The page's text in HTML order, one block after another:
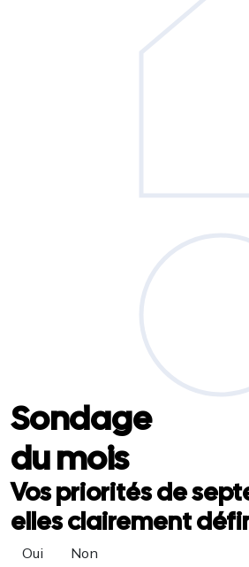
Sondage
du mois
Vos priorités de
elles clairement
Oui Non